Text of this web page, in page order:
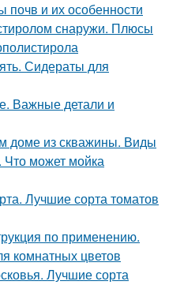
почв и их особенности
снаружи. Плюсы
Сидераты для
Важные детали и
доме из скважины. Виды
Что может мойка
Лучшие сорта томатов
по применению.
цветов
Лучшие сорта